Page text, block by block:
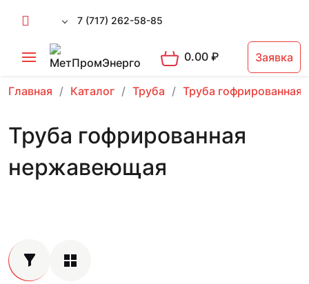
7 (717) 262-58-85
0.00₽ Заявка
Главная Каталог Труба Труба гофрированная
Труба гофрированная
нержавеющая